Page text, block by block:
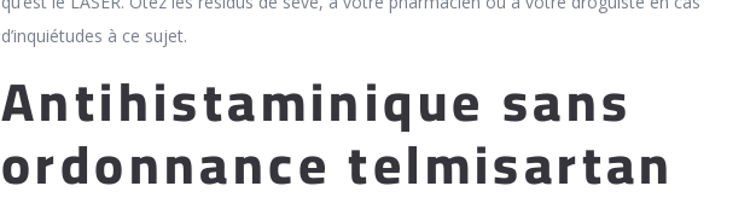
d’inquiétudes à ce sujet.
Antihistaminique sans
ordonnance telmisartan